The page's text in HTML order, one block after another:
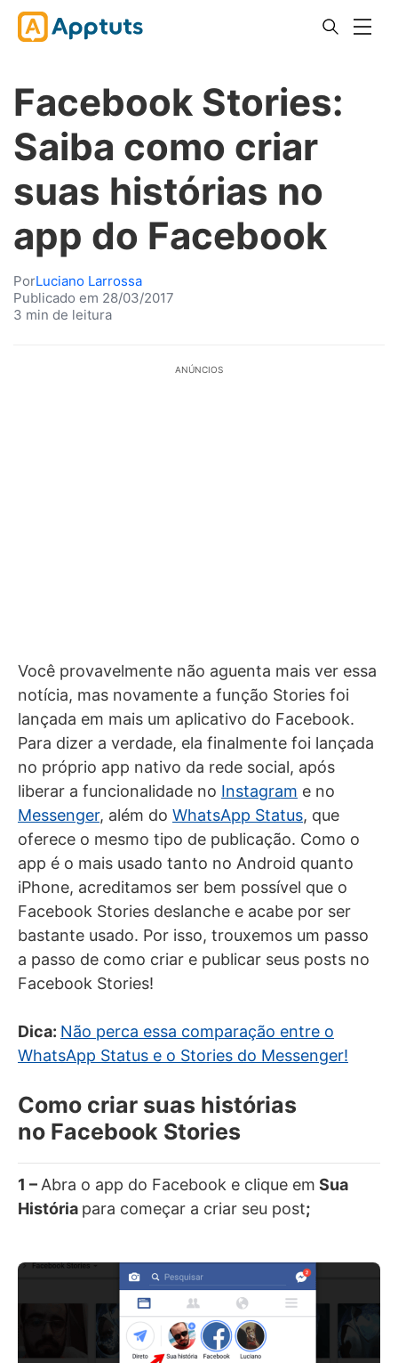
Facebook Stories:
Saiba como criar
suas histórias no
app do Facebook
PorLuciano Larrossa
Publicado em 28/03/2017
3 min de leitura
ANÚNCIOS
Você provavelmente não aguenta mais ver essa
notícia, mas novamente a função Stories foi
lançada em mais um aplicativo do Facebook.
Para dizer a verdade, ela finalmente foi lançada
no próprio app nativo da rede social, após
liberar a funcionalidade no Instagram e no
Messenger, além do WhatsApp Status, que
oferece o mesmo tipo de publicação. Como o
app é o mais usado tanto no Android quanto
iPhone, acreditamos ser bem possível que o
Facebook Stories deslanche e acabe por ser
bastante usado. Por isso, trouxemos um passo
a passo de como criar e publicar seus posts no
Facebook Stories!
Dica: Não perca essa comparação entre o
WhatsApp Status e o Stories do Messenger!
Como criar suas histórias
no Facebook Stories
1 – Abra o app do Facebook e clique em Sua
História para começar a criar seu post;